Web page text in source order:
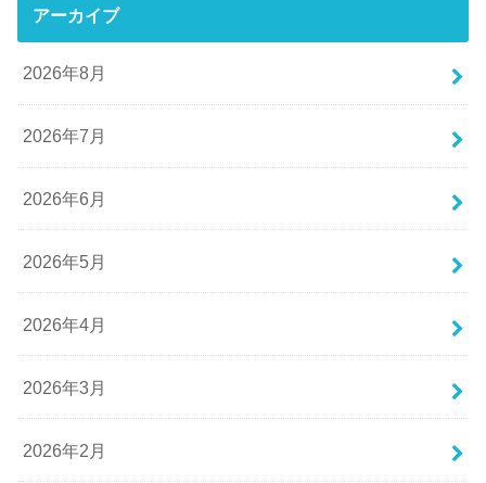
アーカイブ
2026年8月
2026年7月
2026年6月
2026年5月
2026年4月
2026年3月
2026年2月